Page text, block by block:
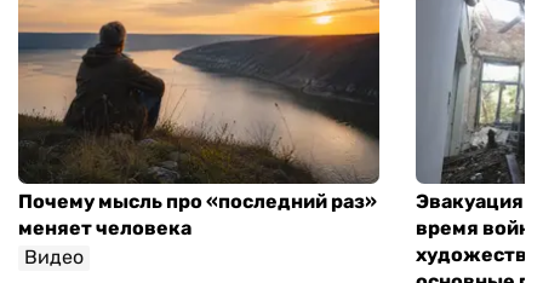
Почему мысль про «последний раз»
меняет человека
Видео
Эвакуация
время